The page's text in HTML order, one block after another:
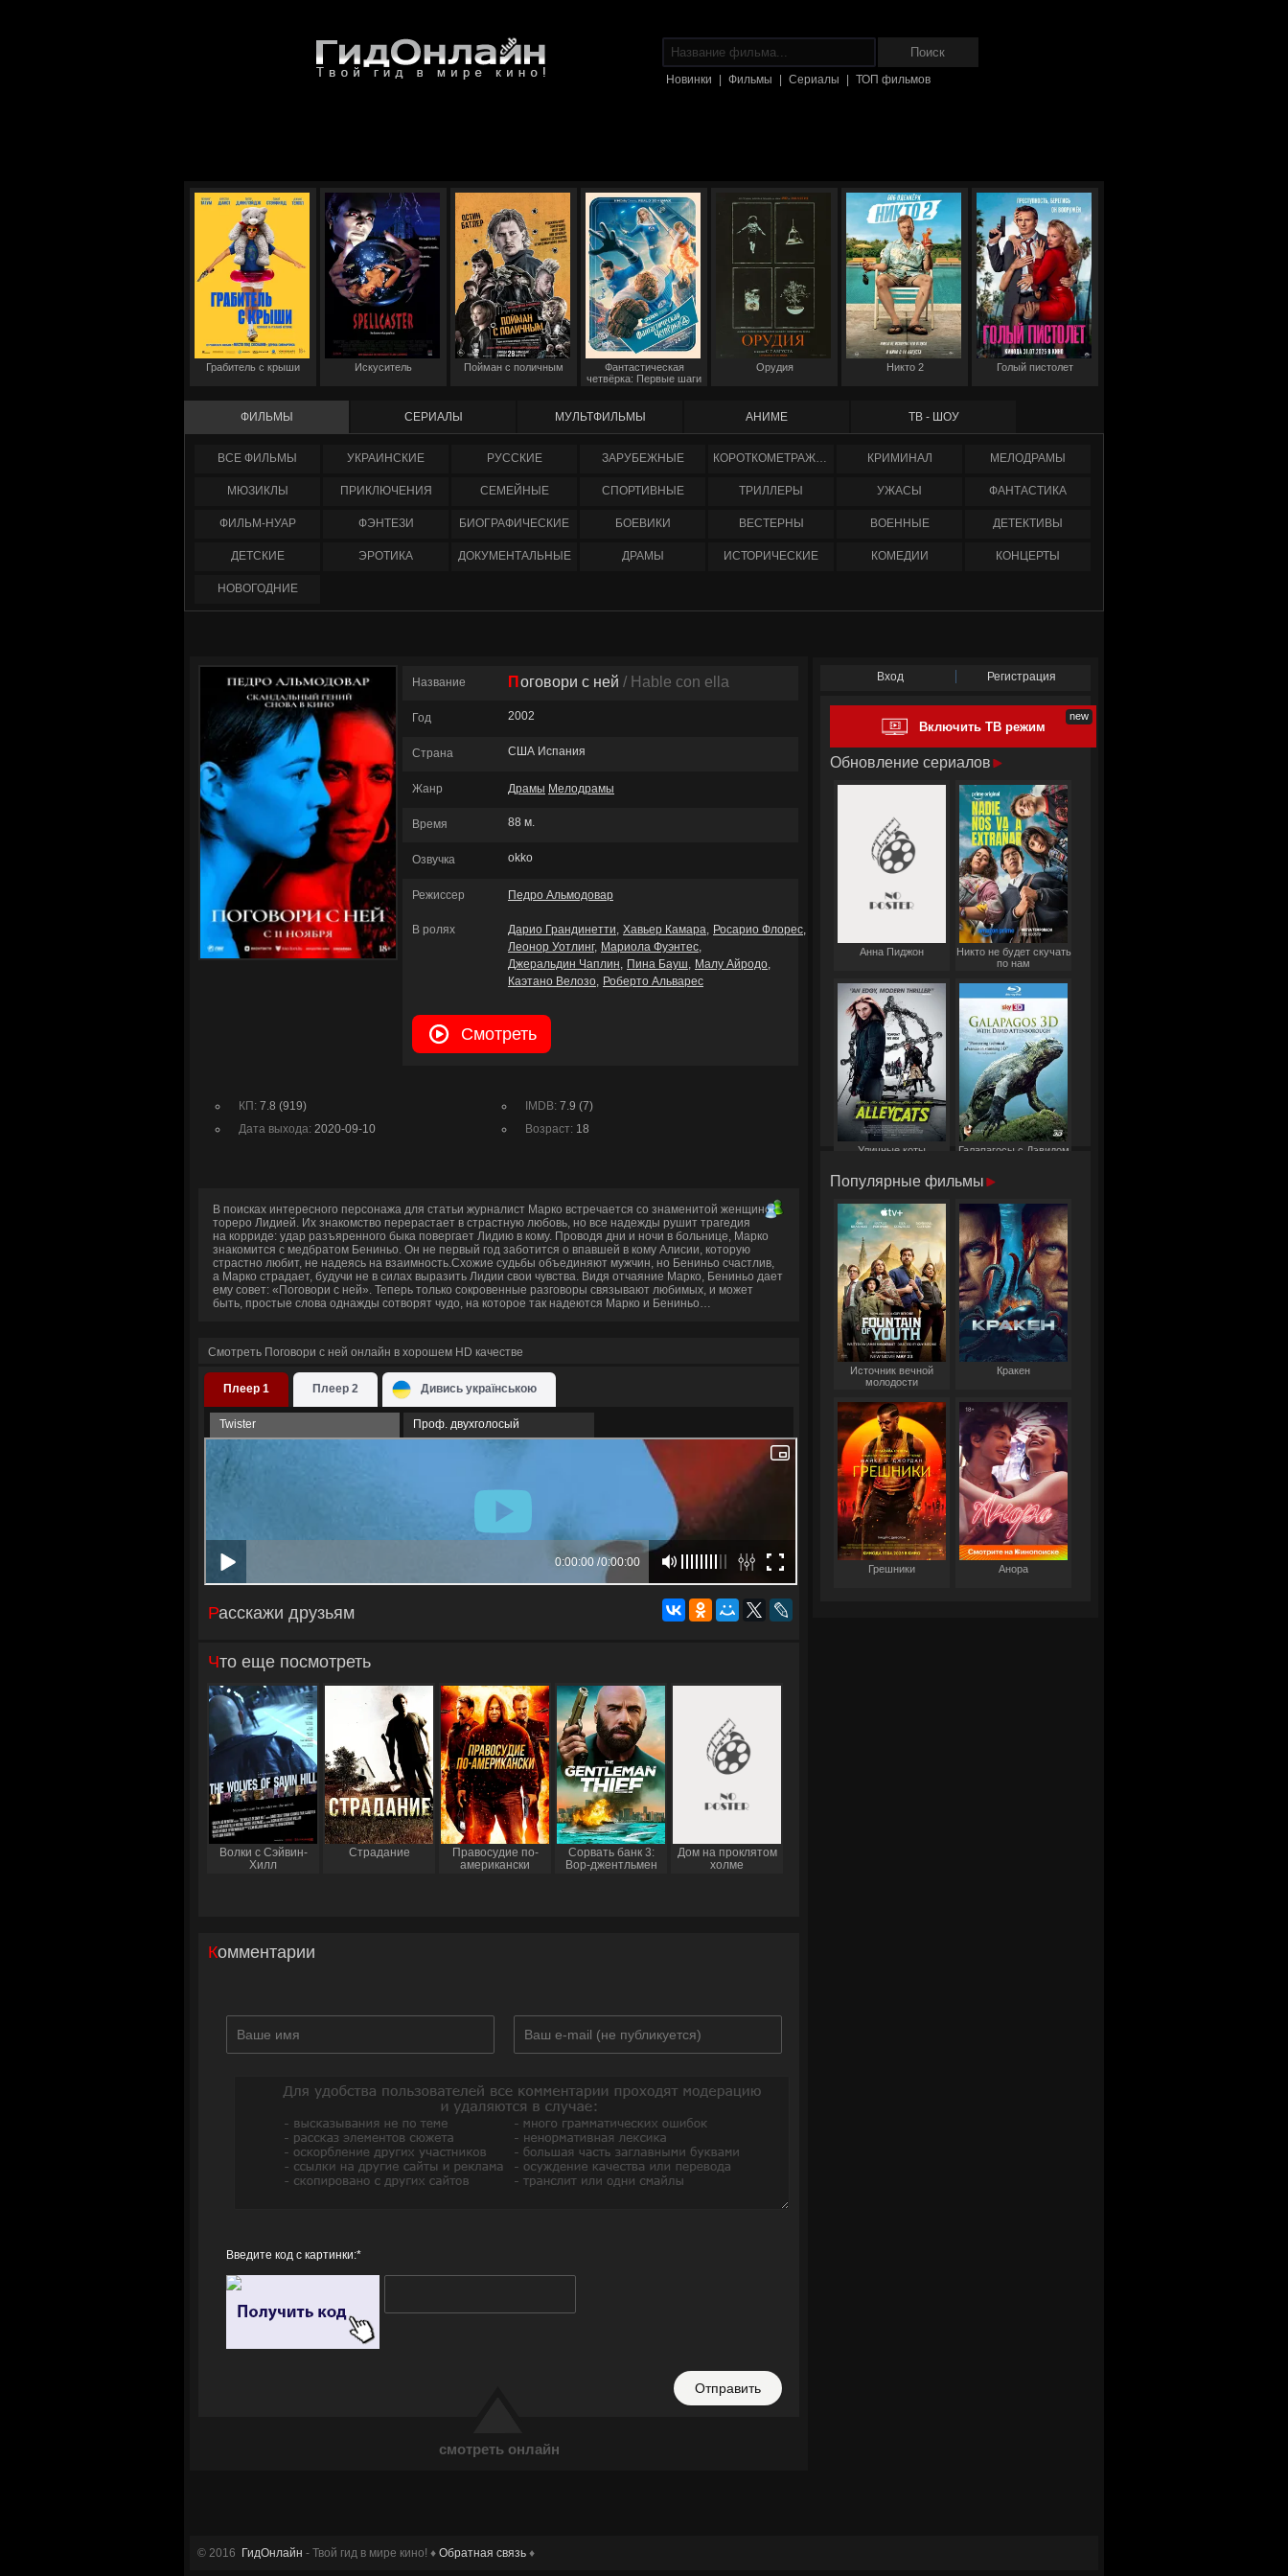
Новинки Фильмы Сериалы ТОП фильмов
Грабитель с крыши Искуситель Пойман с поличным
Фантастическая
четвёрка: Первые шаги
Орудия Никто 2 Голый пистолет
ФИЛЬМЫ СЕРИАЛЫ МУЛЬТФИЛЬМЫ АНИМЕ ТВ - ШОУ
ФИЛЬМЫ УКРАИНCКИЕ РУССКИЕ ЗАРУБЕЖНЫЕ КОРОТКОМЕТРАЖНЫЕ КРИМИНАЛ МЕЛОДРАМЫ
МЮЗИКЛЫ ПРИКЛЮЧЕНИЯ СЕМЕЙНЫЕ СПОРТИВНЫЕ ТРИЛЛЕРЫ УЖАСЫ ФАНТАСТИКА
ФИЛЬМ-НУАР ФЭНТЕЗИ БИОГРАФИЧЕСКИЕ БОЕВИКИ ВЕСТЕРНЫ ВОЕННЫЕ ДЕТЕКТИВЫ
ДЕТСКИЕ ЭРОТИКА ДОКУМЕНТАЛЬНЫЕ ДРАМЫ ИСТОРИЧЕСКИЕ КОМЕДИИ КОНЦЕРТЫ
НОВОГОДНИЕ
смотреть онлайн
Название Поговори с ней / Hable con ella
Год 2002
Страна США Испания
Жанр Драмы Мелодрамы
Время 88 м.
Озвучка okko
Режиссер Педро Альмодовар
В ролях Дарио Грандинетти Хавьер Камара
Росарио Флорес
Леонор Уотлинг
Мариола Фуэнтес
Джеральдин Чаплин
Пина Бауш
Малу Айродо
Каэтано Велозо
Роберто Альварес
Смотреть
КП: 7.8 (919) IMDB:7.9 (7)
Дата выхода: 2020-09-10 Возраст: 18
В поисках интересного персонажа для статьи журналист Марко встречается со знаменитой женщиной-
тореро Лидией. Их знакомство перерастает в страстную любовь, но все надежды рушит трагедия
на корриде: удар разъяренного быка повергает Лидию в кому. Проводя дни и ночи в больнице, Марко
знакомится с медбратом Бениньо. Он не первый год заботится о впавшей в кому Алисии, которую
страстно любит, не надеясь на взаимность.Схожие судьбы объединяют мужчин, но Бениньо счастлив,
а Марко страдает, будучи не в силах выразить Лидии свои чувства. Видя отчаяние Марко, Бениньо дает
ему совет: «Поговори с ней». Теперь только сокровенные разговоры связывают любимых, и может
быть, простые слова однажды сотворят чудо, на которое так надеются Марко и Бениньо…
Смотреть Поговори с ней онлайн в хорошем HD качестве
Плеер 1 Плеер 2 Дивись українською
Twister Проф. двухголосый
Расскажи друзьям
Что еще посмотреть
Волки с Сэйвин-
Хилл
Страдание
Правосудие по-
американски
Сорвать банк 3:
Вор-джентльмен
Дом на проклятом
холме
Комментарии
Введите код с картинки:*
Отправить
Вход Регистрация
Включить ТВ режим
Обновление сериалов
Анна Пиджон
Никто не будет скучать
по нам
Уличные коты
Галапагосы с Дэвидом
Популярные фильмы
Источник вечной
молодости
Кракен
Грешники Анора
© 2016 ГидОнлайн - Твой гид в мире кино! ♦ Обратная связь ♦